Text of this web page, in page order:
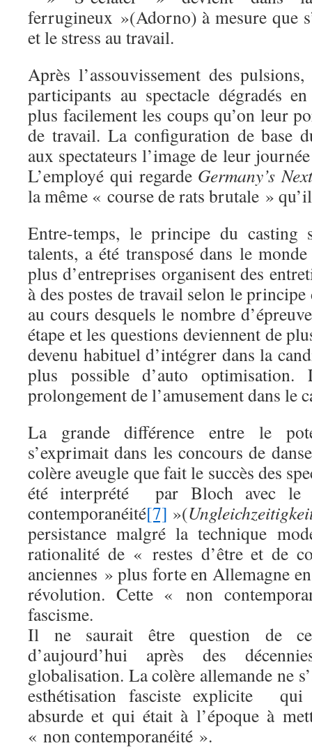
ferrugineux »(Adorno) à mesure que
et le stress au travail.
Après l’assouvissement des
participants au spectacle dégradés
plus facilement les coups qu’on leur
de travail. La configuration de base
aux spectateurs l’image de leur
L’employé qui regarde Germany’s
la même « course de rats brutale »
Entre-temps, le principe du casting
talents, a été transposé dans le
plus d’entreprises organisent des
à des postes de travail selon le
au cours desquels le nombre
étape et les questions deviennent de
devenu habituel d’intégrer dans la
plus possible d’auto
prolongement de l’amusement dans le
La grande différence entre le
s’exprimait dans les concours de
colère aveugle que fait le succès des
été interprété par Bloch avec
contemporanéité[7] »(
persistance malgré la technique
rationalité de « restes d’être et de
anciennes » plus forte en Allemagne
révolution. Cette « non
fascisme.
Il ne saurait être question de
d’aujourd’hui après des
globalisation. La colère allemande ne
esthétisation fasciste explicite
absurde et qui était à l’époque à
« non contemporanéité ».